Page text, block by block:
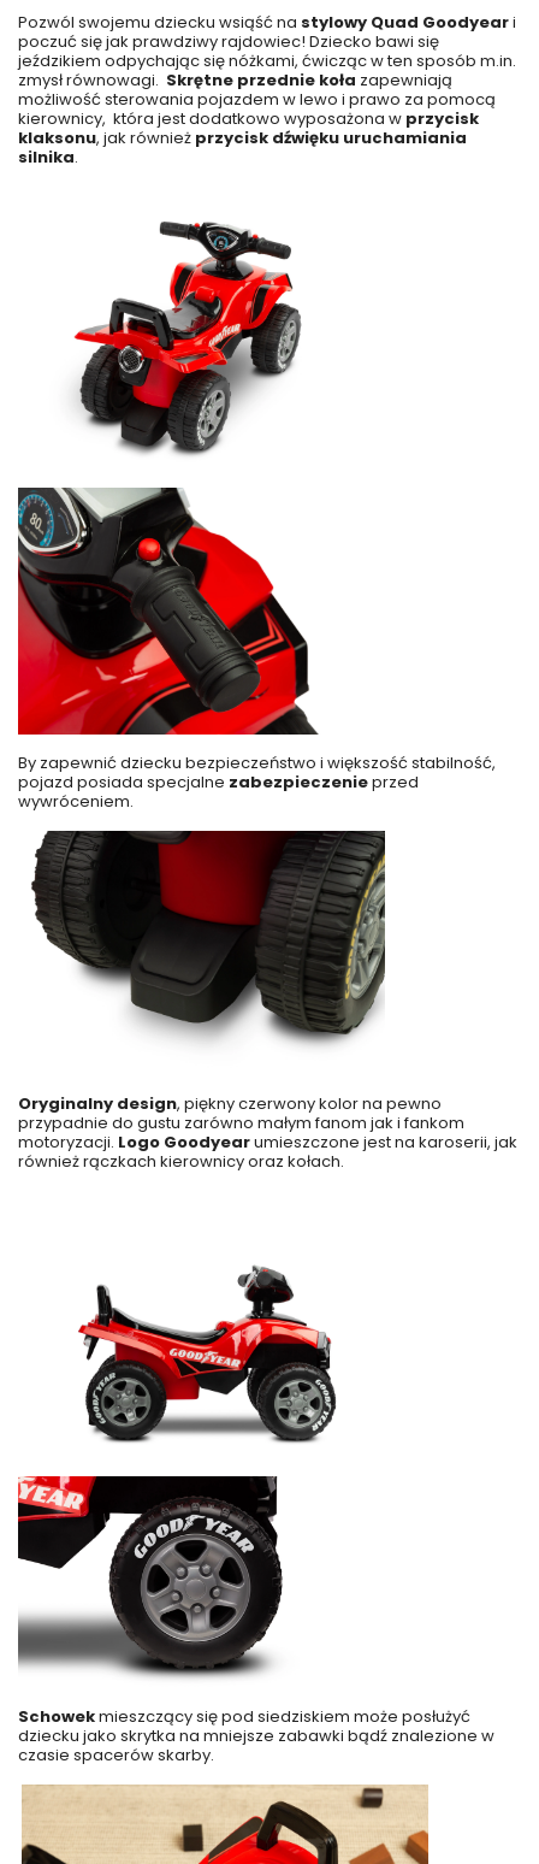
Pozwól swojemu dziecku wsiąść na stylowy Quad Goodyeari
poczuć się jak prawdziwy rajdowiec! Dziecko bawi się
jeździkiem odpychając się nóżkami, ćwicząc w ten sposób m.in.
zmysł równowagi. Skrętne przednie koła zapewniają
możliwość sterowania pojazdem w lewo i prawo za pomocą
kierownicy, która jest dodatkowo wyposażona w przycisk
klaksonu, jak również przycisk dźwięku uruchamiania
silnika.
By zapewnić dziecku bezpieczeństwo i większość stabilność,
pojazd posiada specjalne zabezpieczenieprzed
wywróceniem.
Oryginalny design, piękny czerwony kolor na pewno
przypadnie do gustu zarówno małym fanom jak i fankom
motoryzacji. Logo Goodyearumieszczone jest na karoserii, jak
również rączkach kierownicy oraz kołach.
Schowekmieszczący się pod siedziskiem może posłużyć
dziecku jako skrytka na mniejsze zabawki bądź znalezione w
czasie spacerów skarby.